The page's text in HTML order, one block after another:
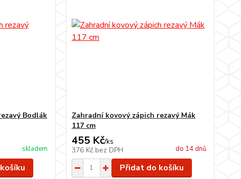
Bodlák
skladem
Zahradní kovový zápich rezavý Mák
117 cm
455 Kč/ks
376 Kč bez DPH do 14 dnů
Přidat do košíku